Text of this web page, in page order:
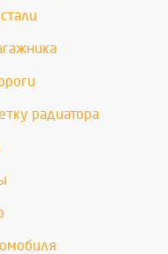
радиатора